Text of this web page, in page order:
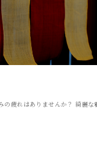
の疲れはありませんか？ 綺麗な